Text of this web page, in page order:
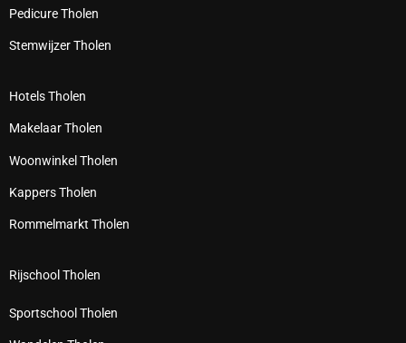
Pedicure Tholen
Stemwijzer Tholen
Hotels Tholen
Makelaar Tholen
Woonwinkel Tholen
Kappers Tholen
Rommelmarkt Tholen
Rijschool Tholen
Sportschool Tholen